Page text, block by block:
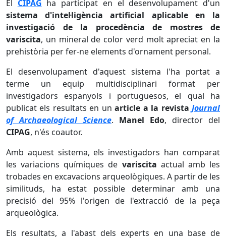
El CIPAG ha participat en el desenvolupament d'un
sistema d'intel·ligència artificial aplicable en la
investigació de la procedència de mostres de
variscita, un mineral de color verd molt apreciat en la
prehistòria per fer-ne elements d'ornament personal.
El desenvolupament d'aquest sistema l'ha portat a
terme un equip multidisciplinari format per
investigadors espanyols i portuguesos, el qual ha
publicat els resultats en unarticle a la revistaJournal
of Archaeological Science. Manel Edo, director del
CIPAG, n'és coautor.
Amb aquest sistema, els investigadors han comparat
les variacions químiques de variscita actual amb les
trobades en excavacions arqueològiques. A partir de les
similituds, ha estat possible determinar amb una
precisió del 95% l'origen de l'extracció de la peça
arqueològica.
Els resultats, a l'abast dels experts en una base de